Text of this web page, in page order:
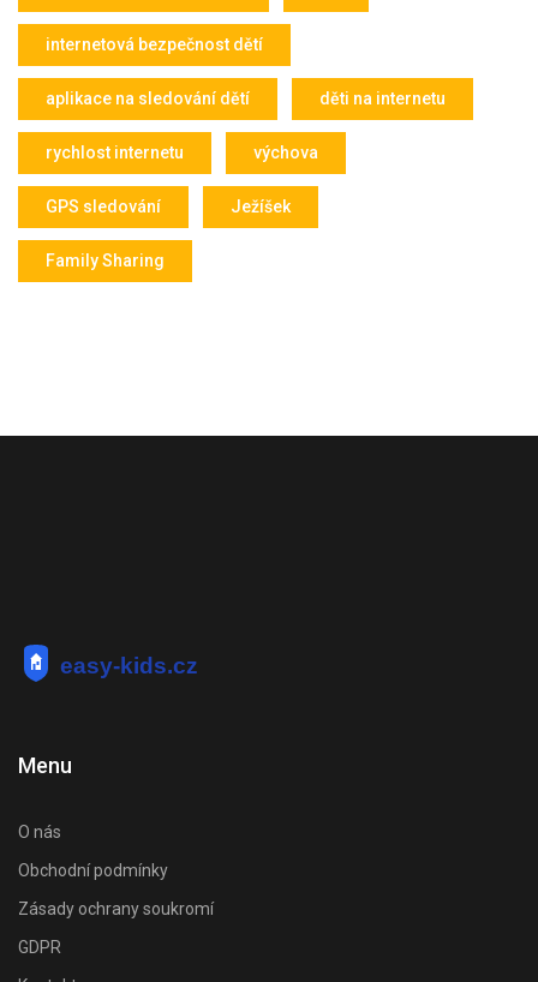
internetová bezpečnost dětí
aplikace na sledování dětí děti na internetu
rychlost internetu výchova
GPS sledování Ježíšek
Family Sharing
Menu
O nás
Obchodní podmínky
Zásady ochrany soukromí
GDPR